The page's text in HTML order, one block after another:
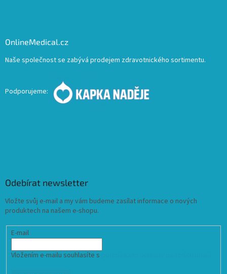
OnlineMedical.cz
Naše společnost se zabývá prodejem zdravotnického sortimentu.
Podporujeme:
Odebírat newsletter
Vložte svůj e-mail a my vám budeme zasílat informace o nových
produktech na našem e-shopu.
E-mail
Vložením e-mailu souhlasíte s